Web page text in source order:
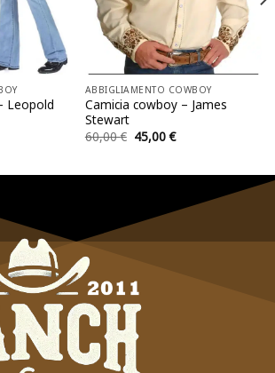
Leopold
ABBIGLIAMENTO COWBOY
Camicia cowboy – James
Stewart
60,00€ Il
prezzo
45,00€Il
prezzo